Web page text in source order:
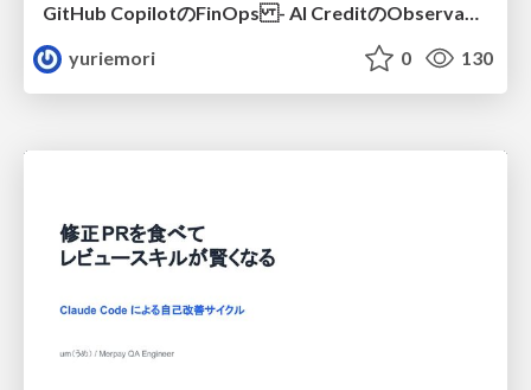
GitHub CopilotのFinOps - AI CreditのObservabilityと価値を生むためのエージェント設計
yuriemori
0 130